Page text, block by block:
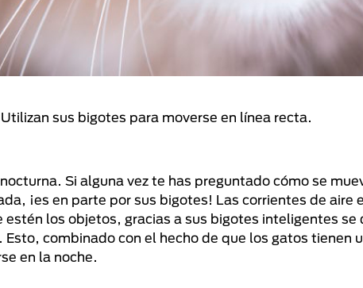
sus bigotes para moverse en línea recta.
Si alguna vez te has preguntado cómo se
¡es en parte por sus bigotes! Las corrientes de aire
los objetos, gracias a sus bigotes inteligentes se
combinado con el hecho de que los gatos tienen
en la noche.